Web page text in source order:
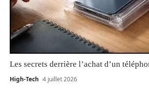
Les secrets derrière l’achat d’un
High-Tech 4 juillet 2026